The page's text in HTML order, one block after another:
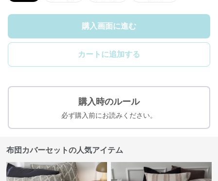
購入画面に進む
カートに追加する
購入時のルール
必ず購入前にお読みください。
布団カバーセットの人気アイテム